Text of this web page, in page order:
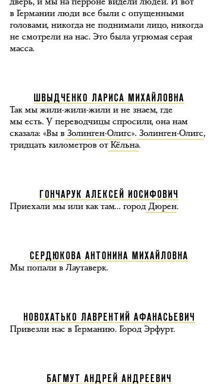
в Германии люди все были с опущенными
головами, никогда не поднимали лицо, никогда
не смотрели на нас. Это была угрюмая серая
масса.
ШВЫДЧЕНКО ЛАРИСА МИХАЙЛОВНА
Так мы жили-жили-жили и не знаем, где
мы есть. У переводчицы спросили, она нам
сказала: «Вы в Золинген-Олигс». Золинген-Олигс,
тридцать километров отКёльна.
ГОНЧАРУК АЛЕКСЕЙ ИОСИФОВИЧ
Приехали мы или как там… город Дюрен.
СЕРДЮКОВА АНТОНИНА МИХАЙЛОВНА
Мы попали в Лаутаверк.
НОВОХАТЬКО ЛАВРЕНТИЙ АФАНАСЬЕВИЧ
Привезли нас в Германию. Город Эрфурт.
БАГМУТ АНДРЕЙ АНДРЕЕВИЧ